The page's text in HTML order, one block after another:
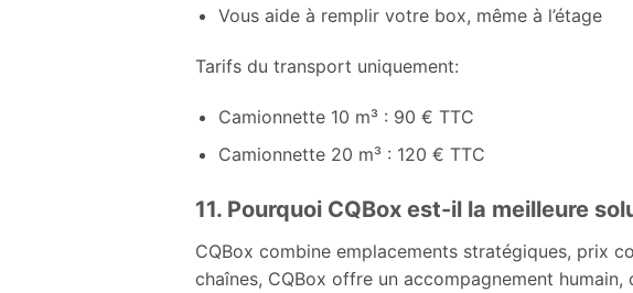
Vous aide à remplir votre box, même à l’étage
Tarifs du transport uniquement:
Camionnette 10 m³ : 90 € TTC
Camionnette 20 m³ : 120 € TTC
11. Pourquoi CQBox est-il la meilleure
CQBox combine emplacements stratégiques, prix
chaînes, CQBox offre un accompagnement